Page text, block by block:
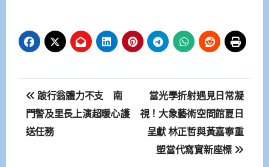
文
章
導
跛行翁體力不支 南
門警及里長上演超暖心護
送任務
當光學折射遇見日常凝
視！大象藝術空間館夏日
呈獻 林正哲與黃嘉寧重
塑當代寫實新座標